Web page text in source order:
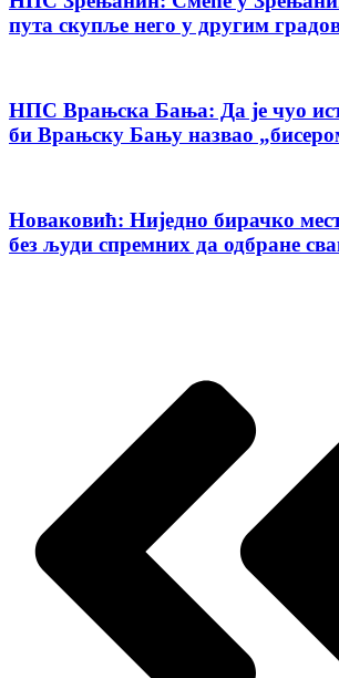
пута скупље него у другим
НПС Врањска Бања: Да је чуо
би Врањску Бању назвао
Новаковић: Ниједно бирачко
без људи спремних да одбране